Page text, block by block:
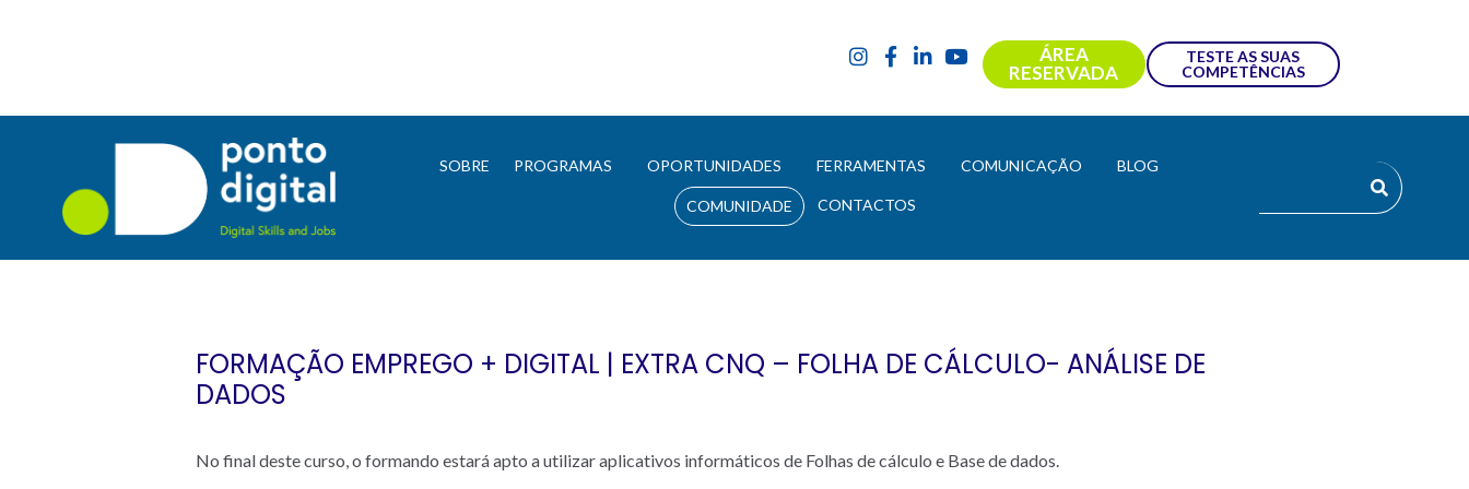
ÁREA
RESERVADA
TESTE AS SUAS
COMPETÊNCIAS
SOBRE PROGRAMAS OPORTUNIDADES FERRAMENTAS COMUNICAÇÃO BLOG
COMUNIDADE CONTACTOS
FORMAÇÃO EMPREGO + DIGITAL | EXTRA CNQ – FOLHA DE CÁLCULO- ANÁLISE DE
DADOS
No final deste curso, o formando estará apto a utilizar aplicativos informáticos de Folhas de cálculo e Base de dados.